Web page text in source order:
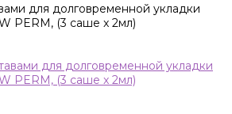
для долговременной укладки
PERM, (3 саше x 2мл)